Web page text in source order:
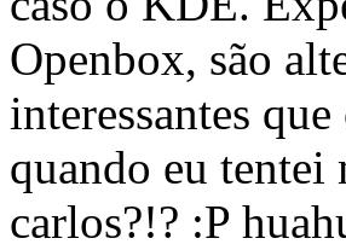
Openbox, são
interessantes
quando eu tentei
carlos?!? :P